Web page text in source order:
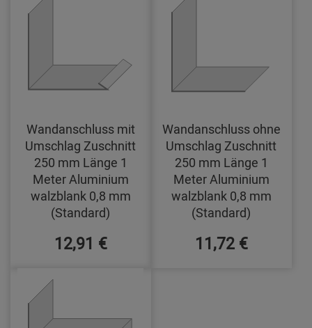
Wandanschluss mit
Umschlag Zuschnitt
250 mm Länge 1
Meter Aluminium
walzblank 0,8 mm
(Standard)
12,91 €
Wandanschluss ohne
Umschlag Zuschnitt
250 mm Länge 1
Meter Aluminium
walzblank 0,8 mm
(Standard)
11,72 €